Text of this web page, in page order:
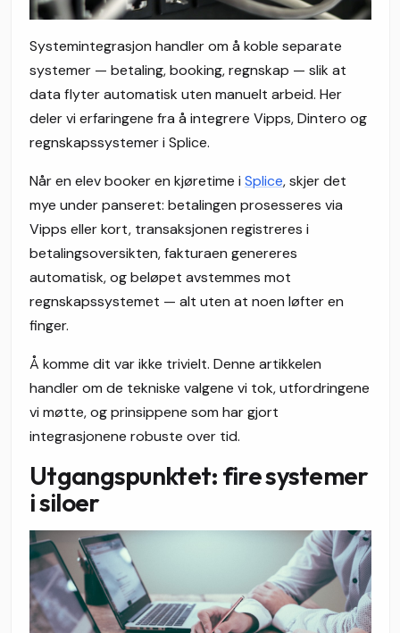
Systemintegrasjon handler om å koble separate
systemer — betaling, booking, regnskap — slik at
data flyter automatisk uten manuelt arbeid. Her
deler vi erfaringene fra å integrere Vipps, Dintero og
regnskapssystemer i Splice.
Når en elev booker en kjøretime i Splice, skjer det
mye under panseret: betalingen prosesseres via
Vipps eller kort, transaksjonen registreres i
betalingsoversikten, fakturaen genereres
automatisk, og beløpet avstemmes mot
regnskapssystemet — alt uten at noen løfter en
finger.
Å komme dit var ikke trivielt. Denne artikkelen
handler om de tekniske valgene vi tok, utfordringene
vi møtte, og prinsippene som har gjort
integrasjonene robuste over tid.
Utgangspunktet: fire systemer
i siloer